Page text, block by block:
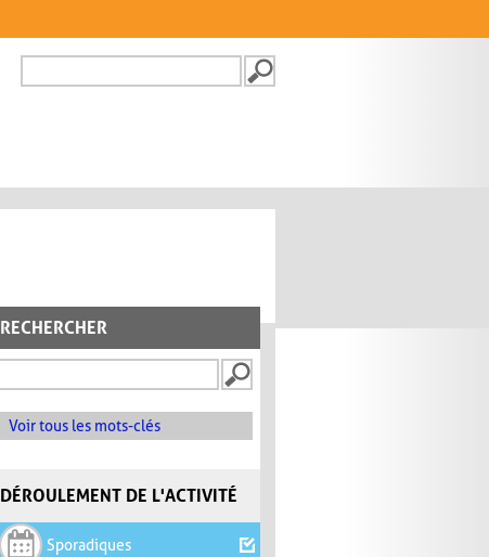
FORMULAIRE DE
RECHERCHER
Voir tous les mots-clés
DÉROULEMENT DE L'ACTIVITÉ
Sporadiques